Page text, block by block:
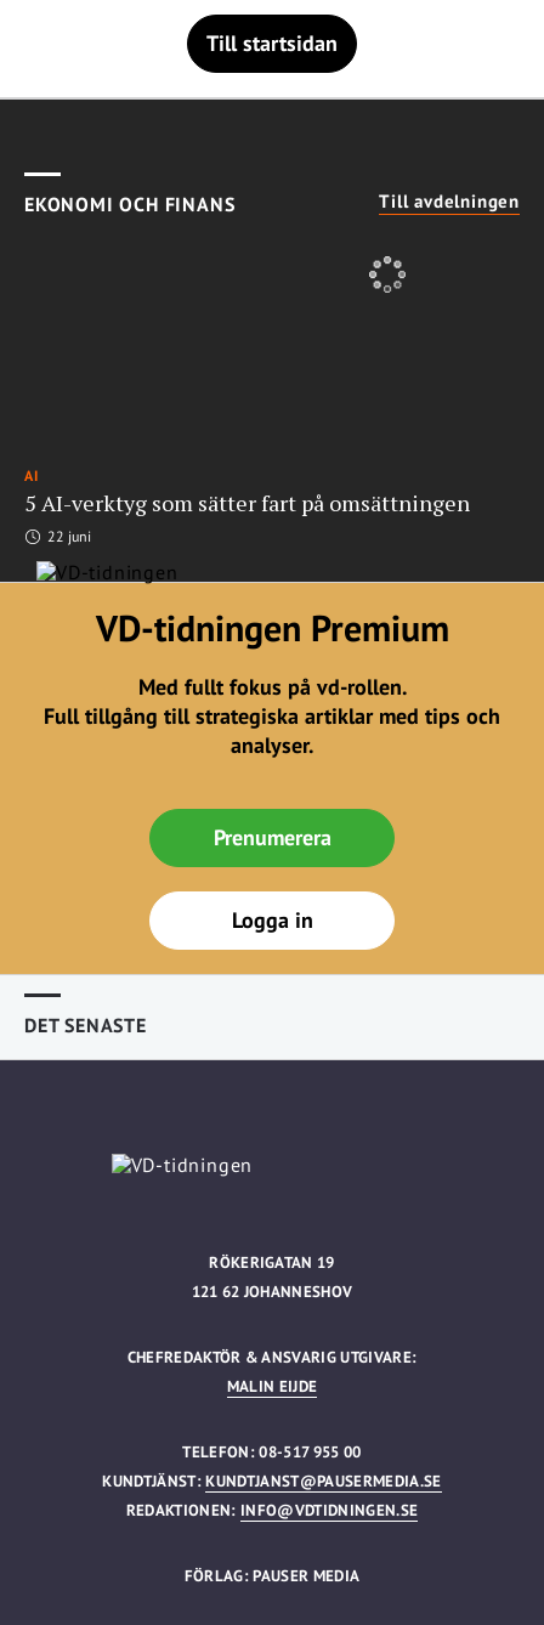
Till startsidan
EKONOMI OCH FINANS Till avdelningen
AI
5 AI-verktyg som sätter fart på omsättningen
22 juni
VD-tidningen Premium
Med fullt fokus på vd-rollen.
Full tillgång till strategiska artiklar med tips och
analyser.
Prenumerera
Logga in
DET SENASTE
RÖKERIGATAN 19
121 62 JOHANNESHOV
CHEFREDAKTÖR & ANSVARIG UTGIVARE:
MALIN EIJDE
TELEFON: 08-517 955 00
KUNDTJÄNST:KUNDTJANST@PAUSERMEDIA.SE
REDAKTIONEN: INFO@VDTIDNINGEN.SE
FÖRLAG: PAUSER MEDIA